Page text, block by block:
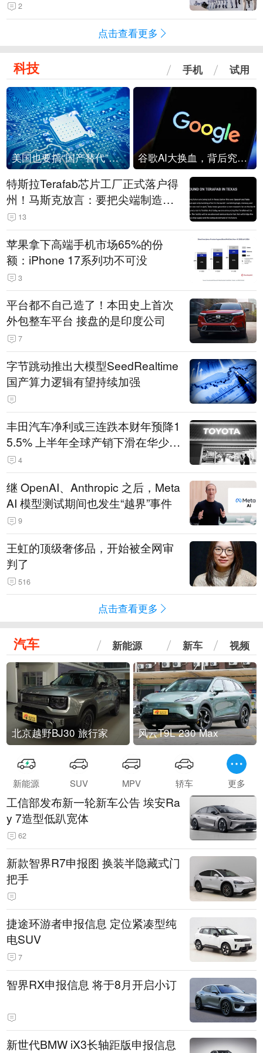
2
点击查看更多
科技 手机 试用
美国也要搞“国产替代”？先算清三笔账 谷歌AI大换血，背后究竟发生了什么？
特斯拉Terafab芯片工厂正式落户得
州！马斯克放言：要把尖端制造带
回美国
13
苹果拿下高端手机市场65%的份
额：iPhone 17系列功不可没
3
平台都不自己造了！本田史上首次
外包整车平台 接盘的是印度公司
7
字节跳动推出大模型SeedRealtime
国产算力逻辑有望持续加强
丰田汽车净利或三连跌本财年预降1
5.5% 上半年全球产销下滑在华少卖
14.3万辆
4
继 OpenAI、Anthropic 之后，Meta
AI 模型测试期间也发生“越界”事件
9
王虹的顶级奢侈品，开始被全网审
判了
516
点击查看更多
汽车 新能源 新车 视频
北京越野BJ30 旅行家 风云T9L 230 Max
新能源 SUV MPV 轿车 更多
工信部发布新一轮新车公告 埃安Ra
y 7造型低趴宽体
62
新款智界R7申报图 换装半隐藏式门
把手
捷途环游者申报信息 定位紧凑型纯
电SUV
7
智界RX申报信息 将于8月开启小订
新世代BMW iX3长轴距版申报信息